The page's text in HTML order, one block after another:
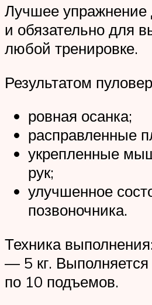
Лучшее упражнение
и обязательно для
любой тренировке.
Результатом
ровная осанка;
расправленные
укрепленные
рук;
улучшенное
позвоночника.
Техника
— 5 кг.
по 10 подъемов.